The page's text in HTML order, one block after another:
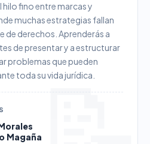
hilo fino entre marcas y
muchas estrategias fallan
de derechos. Aprenderás a
de presentar y a estructurar
problemas que pueden
toda su vida jurídica.
Magaña